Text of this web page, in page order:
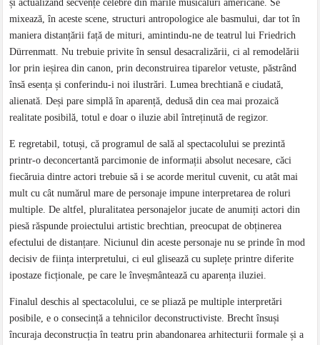
și actualizând secvențe celebre din marile musicaluri americane. Se
mixează, în aceste scene, structuri antropologice ale basmului, dar tot în
maniera distanțării față de mituri, amintindu-ne de teatrul lui Friedrich
Dürrenmatt. Nu trebuie privite în sensul desacralizării, ci al remodelării
lor prin ieșirea din canon, prin deconstruirea tiparelor vetuste, păstrând
însă esența și conferindu-i noi ilustrări. Lumea brechtiană e ciudată,
alienată. Deși pare simplă în aparență, dedusă din cea mai prozaică
realitate posibilă, totul e doar o iluzie abil întreținută de regizor.
E regretabil, totuși, că programul de sală al spectacolului se prezintă
printr-o deconcertantă parcimonie de informații absolut necesare, căci
fiecăruia dintre actori trebuie să i se acorde meritul cuvenit, cu atât mai
mult cu cât numărul mare de personaje impune interpretarea de roluri
multiple. De altfel, pluralitatea personajelor jucate de anumiți actori din
piesă răspunde proiectului artistic brechtian, preocupat de obținerea
efectului de distanțare. Niciunul din aceste personaje nu se prinde în mod
decisiv de ființa interpretului, ci eul glisează cu suplețe printre diferite
ipostaze ficționale, pe care le înveșmântează cu aparența iluziei.
Finalul deschis al spectacolului, ce se pliază pe multiple interpretări
posibile, e o consecință a tehnicilor deconstructiviste. Brecht însuși
încuraja deconstrucția în teatru prin abandonarea arhitecturii formale și a